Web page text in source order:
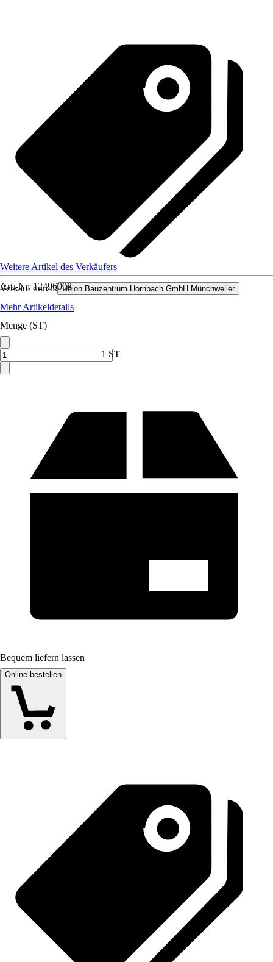
Verkauf durch: Union Bauzentrum Hornbach GmbH Münchweiler
Weitere Artikel des Verkäufers
Art.-Nr. 12496008
Mehr Artikeldetails
Menge (ST)
1 ST
Bequem liefern lassen
Online bestellen